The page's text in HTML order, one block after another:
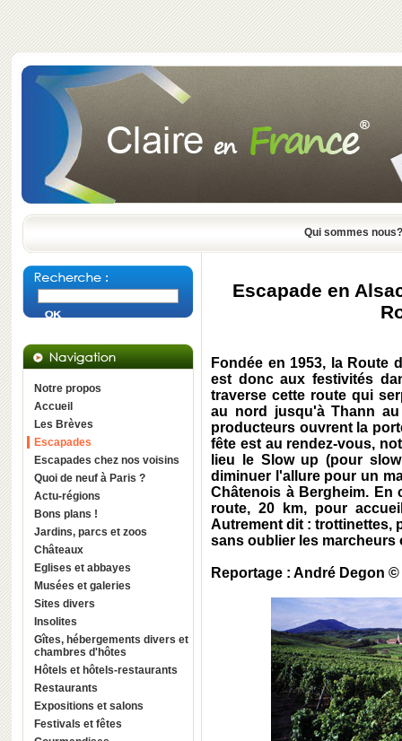
Qui sommes nous?
Notre propos
Accueil
Les Brèves
Escapades
Escapades chez nos voisins
Quoi de neuf à Paris ?
Actu-régions
Bons plans !
Jardins, parcs et zoos
Châteaux
Eglises et abbayes
Musées et galeries
Sites divers
Insolites
Gîtes, hébergements divers et
chambres d'hôtes
Hôtels et hôtels-restaurants
Restaurants
Expositions et salons
Festivals et fêtes
Escapade en
Fondée en 1953, la Route
est donc aux festivités
traverse cette route qui
au nord jusqu'à Thann
producteurs ouvrent la
fête est au rendez-vous,
lieu le Slow up (pour
diminuer l'allure pour un
Châtenois à Bergheim.
route, 20 km, pour
Autrement dit : trottinettes,
sans oublier les marcheurs
Reportage : André Degon ©